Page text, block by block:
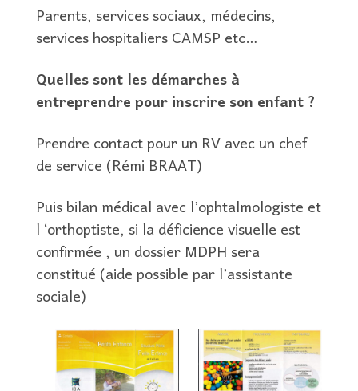
Parents, services sociaux, médecins,
services hospitaliers CAMSP etc…
Quelles sont les démarches à
entreprendre pour inscrire son enfant ?
Prendre contact pour un RV avec un chef
de service (Rémi BRAAT)
Puis bilan médical avec l’ophtalmologiste et
l ‘orthoptiste, si la déficience visuelle est
confirmée , un dossier MDPH sera
constitué (aide possible par l’assistante
sociale)